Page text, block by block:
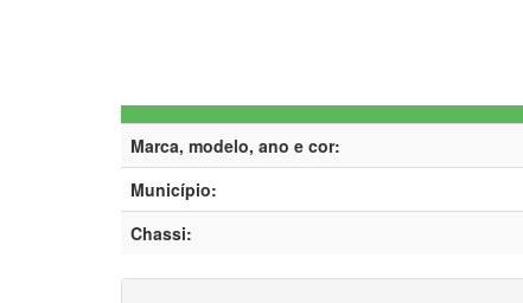
Marca, modelo, ano e cor:
Município:
Chassi: